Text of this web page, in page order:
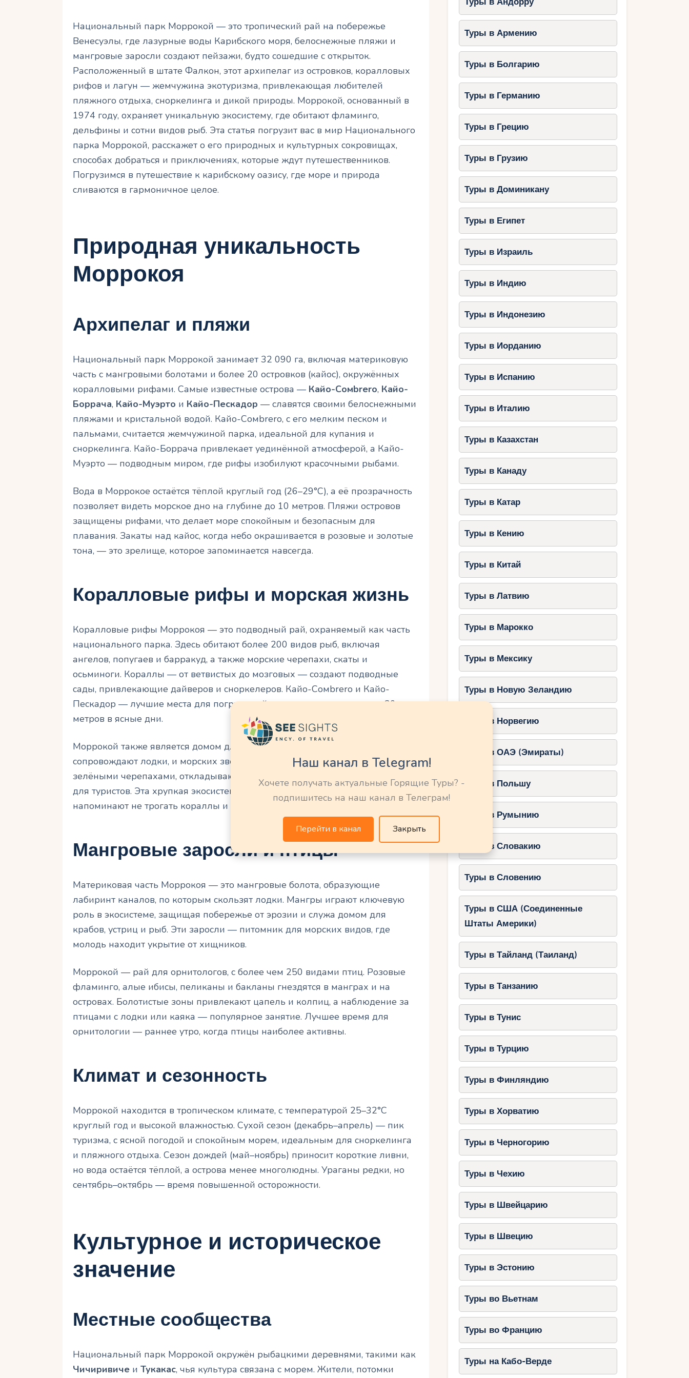
Национальный парк Моррокой — это тропический рай на побережье
Венесуэлы, где лазурные воды Карибского моря, белоснежные пляжи и
мангровые заросли создают пейзажи, будто сошедшие с открыток.
Расположенный в штате Фалкон, этот архипелаг из островков, коралловых
рифов и лагун — жемчужина экотуризма, привлекающая любителей
пляжного отдыха, сноркелинга и дикой природы. Моррокой, основанный в
1974 году, охраняет уникальную экосистему, где обитают фламинго,
дельфины и сотни видов рыб. Эта статья погрузит вас в мир Национального
парка Моррокой, расскажет о его природных и культурных сокровищах,
способах добраться и приключениях, которые ждут путешественников.
Погрузимся в путешествие к карибскому оазису, где море и природа
сливаются в гармоничное целое.
Природная уникальность
Моррокоя
Архипелаг и пляжи
Национальный парк Моррокой занимает 32 090 га, включая материковую
часть с мангровыми болотами и более 20 островков (кайос), окружённых
коралловыми рифами. Самые известные острова — Кайо-Сомbrero, Кайо-
Боррача, Кайо-Муэрто и Кайо-Пескадор — славятся своими белоснежными
пляжами и кристальной водой. Кайо-Сомbrero, с его мелким песком и
пальмами, считается жемчужиной парка, идеальной для купания и
сноркелинга. Кайо-Боррача привлекает уединённой атмосферой, а Кайо-
Муэрто — подводным миром, где рифы изобилуют красочными рыбами.
Вода в Моррокое остаётся тёплой круглый год (26–29°C), а её прозрачность
позволяет видеть морское дно на глубине до 10 метров. Пляжи островов
защищены рифами, что делает море спокойным и безопасным для
плавания. Закаты над кайос, когда небо окрашивается в розовые и золотые
тона, — это зрелище, которое запоминается навсегда.
Коралловые рифы и морская жизнь
Коралловые рифы Моррокоя — это подводный рай, охраняемый как часть
национального парка. Здесь обитают более 200 видов рыб, включая
ангелов, попугаев и барракуд, а также морские черепахи, скаты и
осьминоги. Кораллы — от ветвистых до мозговых — создают подводные
сады, привлекающие дайверов и сноркелеров. Кайо-Сомbrero и Кайо-
Пескадор — лучшие места для погружений, где видимость достигает 20
метров в ясные дни.
Моррокой также является домом для дельфинов, которые нередко
сопровождают лодки, и морских звёзд, усеивающих мелководье. Встречи с
зелёными черепахами, откладывающими яйца на островах, — редкая удача
для туристов. Эта хрупкая экосистема требует бережного отношения, и гиды
напоминают не трогать кораллы и не собирать ракушки.
Мангровые заросли и птицы
Материковая часть Моррокоя — это мангровые болота, образующие
лабиринт каналов, по которым скользят лодки. Мангры играют ключевую
роль в экосистеме, защищая побережье от эрозии и служа домом для
крабов, устриц и рыб. Эти заросли — питомник для морских видов, где
молодь находит укрытие от хищников.
Моррокой — рай для орнитологов, с более чем 250 видами птиц. Розовые
фламинго, алые ибисы, пеликаны и бакланы гнездятся в манграх и на
островах. Болотистые зоны привлекают цапель и колпиц, а наблюдение за
птицами с лодки или каяка — популярное занятие. Лучшее время для
орнитологии — раннее утро, когда птицы наиболее активны.
Климат и сезонность
Моррокой находится в тропическом климате, с температурой 25–32°C
круглый год и высокой влажностью. Сухой сезон (декабрь–апрель) — пик
туризма, с ясной погодой и спокойным морем, идеальным для сноркелинга
и пляжного отдыха. Сезон дождей (май–ноябрь) приносит короткие ливни,
но вода остаётся тёплой, а острова менее многолюдны. Ураганы редки, но
сентябрь–октябрь — время повышенной осторожности.
Культурное и историческое
значение
Местные сообщества
Национальный парк Моррокой окружён рыбацкими деревнями, такими как
Чичиривиче и Тукакас, чья культура связана с морем. Жители, потомки
Туры в Армению
Туры в Болгарию
Туры в Германию
Туры в Грецию
Туры в Грузию
Туры в Доминикану
Туры в Египет
Туры в Израиль
Туры в Индию
Туры в Индонезию
Туры в Иорданию
Туры в Испанию
Туры в Италию
Туры в Казахстан
Туры в Канаду
Туры в Катар
Туры в Кению
Туры в Китай
Туры в Латвию
Туры в Марокко
Туры в Мексику
Туры в Новую Зеландию
Туры в Норвегию
Туры в ОАЭ (Эмираты)
Туры в Польшу
Туры в Румынию
Туры в Словакию
Туры в Словению
Туры в США (Соединенные
Штаты Америки)
Туры в Тайланд (Таиланд)
Туры в Танзанию
Туры в Тунис
Туры в Турцию
Туры в Финляндию
Туры в Хорватию
Туры в Черногорию
Туры в Чехию
Туры в Швейцарию
Туры в Швецию
Туры в Эстонию
Туры во Вьетнам
Туры во Францию
Туры на Кабо-Верде
Наш канал в Telegram!
Хочете получать актуальные Горящие Туры? -
подпишитесь на наш канал в Телеграм!
Перейти в канал Закрыть